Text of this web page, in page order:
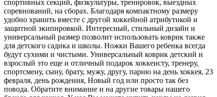
спортивных секций, физкультуры, тренировок, выездных
соревнований, на сборах. Благодаря компактному размеру
удобно хранить вместе с другой хоккейной атрибутикой и
защитной экипировкой. Интересный, стильный дизайн и
универсальный размер позволит использовать коврик также
для детского садика и школы. Ножки Вашего ребенка всегда
будут сухими и чистыми. Универсальный коврик детский и
взрослый это еще и отличный подарок хоккеисту, тренеру,
спортсмену, сыну, брату, мужу, другу, парню на день хоккея, 23
февраля, день рождения, Новый год или просто так без
повода. Обратите внимание и на другие товары нашего